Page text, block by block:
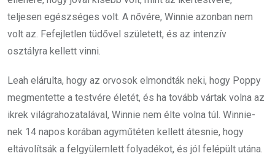
teljesen egészséges volt. A nővére, Winnie azonban nem
volt az. Fefejletlen tüdővel született, és az intenzív
osztályra kellett vinni.
Leah elárulta, hogy az orvosok elmondták neki, hogy Poppy
megmentette a testvére életét, és ha tovább vártak volna az
ikrek világrahozatalával, Winnie nem élte volna túl. Winnie-
nek 14 napos korában agyműtéten kellett átesnie, hogy
eltávolítsák a felgyülemlett folyadékot, és jól felépült utána.